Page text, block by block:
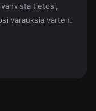
tietosi,
varauksia varten.